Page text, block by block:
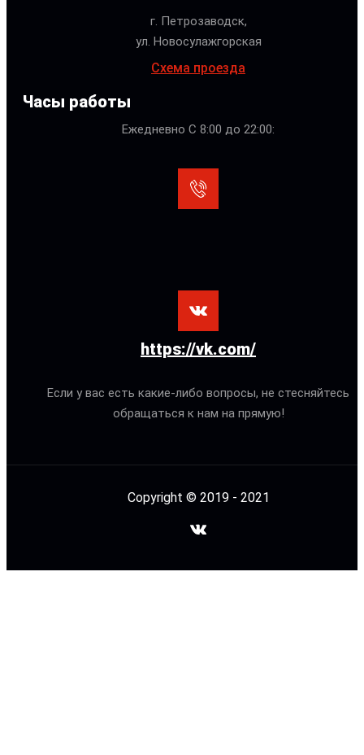
г. Петрозаводск,
ул. Новосулажгорская
Схема проезда
Часы работы
Ежедневно С 8:00 до 22:00:
https://vk.com/
Если у вас есть какие-либо вопросы, не стесняйтесь
обращаться к нам на прямую!
Copyright © 2019 - 2021